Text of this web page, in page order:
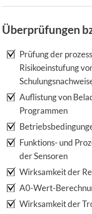
Überprüfungen
Prüfung der
Risikoeinstufung
Auflistung von
Programmen
Funktions- und
der Sensoren
Wirksamkeit der
A0-Wert-
Wirksamkeit der